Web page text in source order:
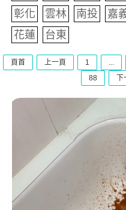
彰化
雲林 南投 嘉
花蓮
台東
頁首 上一頁 1 ...
88